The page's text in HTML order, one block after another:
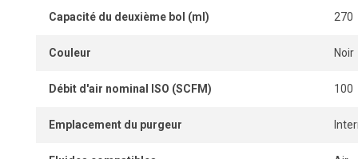
Capacité du deuxième bol (ml) 270
Couleur Noir
Débit d'air nominal ISO (SCFM) 100
Emplacement du purgeur